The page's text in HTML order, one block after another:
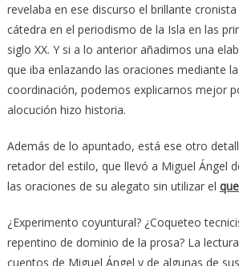
revelaba en ese discurso el brillante
cátedra en el periodismo de la Isla en las
siglo XX. Y si a lo anterior añadimos una
que iba enlazando las oraciones mediante
coordinación, podemos explicarnos mejor
alocución hizo historia.
Además de lo apuntado, está ese otro
retador del estilo, que llevó a Miguel Ángel
las oraciones de su alegato sin utilizar el que
¿Experimento coyuntural? ¿Coqueteo
repentino de dominio de la prosa? La
cuentos de Miguel Ángel y de algunas de